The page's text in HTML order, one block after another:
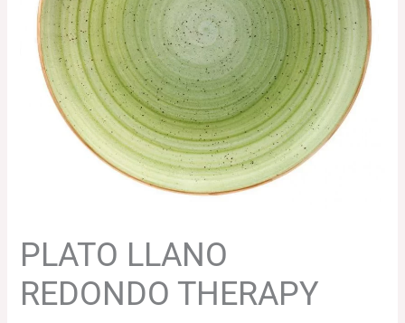
PLATO LLANO
REDONDO THERAPY
77.12€
hasta
119.64€